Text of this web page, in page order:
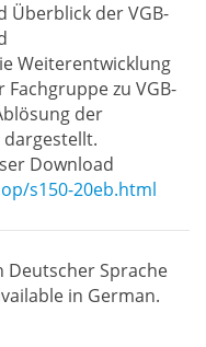
Überblick der VGB-
Weiterentwicklung
zu VGB-
der
dargestellt.
Download
s150-20eb.html
Deutscher Sprache
in German.